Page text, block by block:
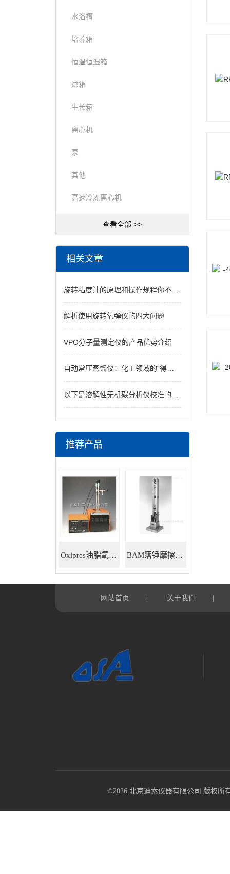
水浴槽
培养箱
恒温恒湿箱
烘箱
生长箱
离心机
泵
其他
高速冷冻离心机
查看全部 >>
相关文章
旋转粘度计的原理和操作规程你不知道吗？
解析使用旋转氧弹仪的四大问题
VPO分子量测定仪的产品优势介绍
自动常压蒸馏仪：化工领域的“得力助手”
以下是溶解性无机碳分析仪校准的具体步骤
推荐产品
Oxipres油脂氧化稳定性仪 BAM落锤摩擦感度仪
网站首页 关于我们
©2026 北京迪索仪器有限公司 版权所